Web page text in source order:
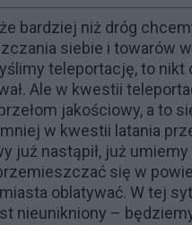
bardziej niż dróg
siebie i towarów
teleportację, to nikt
Ale w kwestii
jakościowy, a to
w kwestii latania
już nastąpił, już umiemy
się w
oblatywać. W tej
nieunikniony –